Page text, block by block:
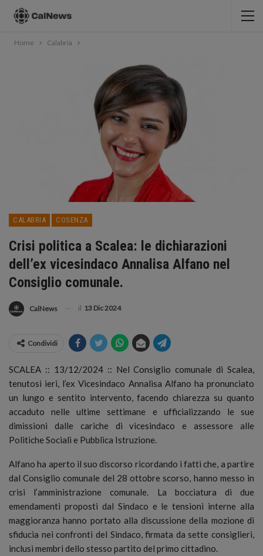
Home Calabria
CALABRIA COSENZA
Crisi politica a Scalea: le dichiarazioni
dell’ex vicesindaco Annalisa Alfano nel
Consiglio comunale.
CalNews il 13 Dic 2024
Condividi
SCALEA :: 13/12/2024 :: Nel Consiglio comunale di Scalea,
tenutosi ieri, l’ex Vicesindaco Annalisa Alfano ha pronunciato
un lungo e sentito intervento, facendo chiarezza su quanto
accaduto nelle ultime settimane e ufficializzando le sue
dimissioni dalle cariche di vicesindaco e assessore alle
Politiche Sociali e Pubblica Istruzione.
Alfano ha aperto il suo discorso ricordando i fatti che, a partire
dal Consiglio comunale del 28 ottobre scorso, hanno messo in
crisi l’amministrazione comunale. La bocciatura di due
emendamenti proposti dal Sindaco e le tensioni interne alla
maggioranza hanno portato alla discussione della mozione di
sfiducia nei confronti del Sindaco, firmata da sette consiglieri,
inclusi membri dello stesso partito del primo cittadino.